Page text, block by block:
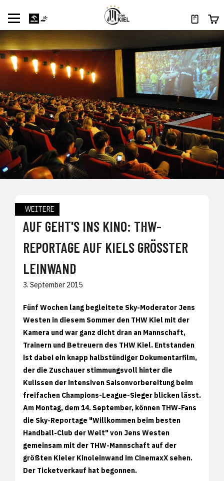
WEITERE
AUF GEHT'S INS KINO: THW-
REPORTAGE AUF KIELS GRÖSSTER L
EINWAND
3. September 2015
Fünf Wochen lang begleitete Sky-Moderator Jens
Westen in diesem Sommer den THW Kiel mit der
Kamera und war ganz dicht dran an Mannschaft,
Trainern und Betreuern des THW Kiel. Entstanden
ist dabei ein knapp halbstündiger Dokumentarfilm,
der die Zuschauer stimmungsvoll hinter die
Kulissen der intensiven Saisonvorbereitung beim
freifachen Champions-League-Sieger blicken lässt.
Am Montag, dem 14. September, können THW-Fans
die Sky-Reportage "Willkommen beim besten
Handball-Club der Welt" von Jens Westen
gemeinsam mit der THW-Mannschaft auf der
größten Kieler Kinoleinwand im CinemaxX sehen.
Der Ticketverkauf hat begonnen.